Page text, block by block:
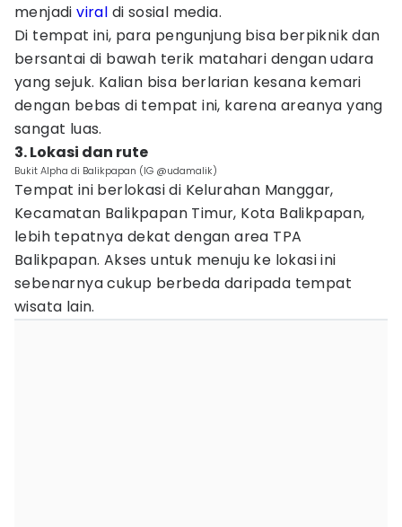
menjadiviral di sosial media.
Di tempat ini, para pengunjung bisa berpiknik dan
bersantai di bawah terik matahari dengan udara
yang sejuk. Kalian bisa berlarian kesana kemari
dengan bebas di tempat ini, karena areanya yang
sangat luas.
3. Lokasi dan rute
Bukit Alpha di Balikpapan (IG @udamalik)
Tempat ini berlokasi di Kelurahan Manggar,
Kecamatan Balikpapan Timur, Kota Balikpapan,
lebih tepatnya dekat dengan area TPA
Balikpapan. Akses untuk menuju ke lokasi ini
sebenarnya cukup berbeda daripada tempat
wisata lain.